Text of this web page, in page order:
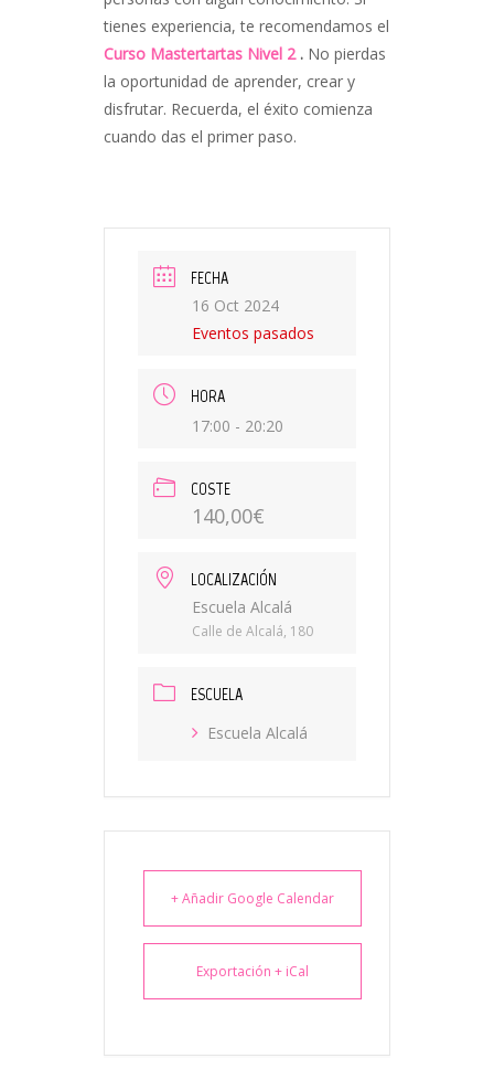
tienes experiencia, te recomendamos el
Curso Mastertartas Nivel 2. No pierdas
la oportunidad de aprender, crear y
disfrutar. Recuerda, el éxito comienza
cuando das el primer paso.
FECHA
16 Oct 2024
Eventos pasados
HORA
17:00 - 20:20
COSTE
140,00€
LOCALIZACIÓN
Escuela Alcalá
Calle de Alcalá, 180
ESCUELA
Escuela Alcalá
+ Añadir Google Calendar
Exportación + iCal